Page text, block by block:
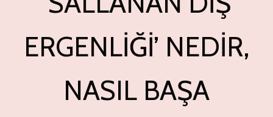
ERGENLIĞI’ NEDIR,
NASIL BAŞA